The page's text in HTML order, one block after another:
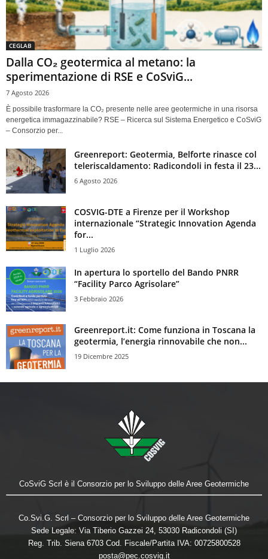
CEGLAB
Dalla CO₂ geotermica al metano: la
sperimentazione di RSE e CoSviG...
7 Agosto 2026
È possibile trasformare la CO₂ presente nelle aree geotermiche in una risorsa
energetica immagazzinabile? RSE – Ricerca sul Sistema Energetico e CoSviG
– Consorzio per...
Greenreport: Geotermia, Belforte rinasce col
teleriscaldamento: Radicondoli in festa il 23...
6 Agosto 2026
COSVIG-DTE a Firenze per il Workshop
internazionale “Strategic Innovation Agenda
for...
1 Luglio 2026
In apertura lo sportello del Bando PNRR
“Facility Parco Agrisolare”
3 Febbraio 2026
Greenreport.it: Come funziona in Toscana la
geotermia, l’energia rinnovabile che non...
19 Dicembre 2025
CoSviG Scrl è il Consorzio per lo Sviluppo delle Aree Geotermiche
Co.Svi.G. Scrl – Consorzio per lo Sviluppo delle Aree Geotermiche
Sede Legale: Via Tiberio Gazzei 24, 53030 Radicondoli (SI)
Reg. Trib. Siena 6703 Cod. Fiscale/Partita IVA: 00725800528
posta@pec.cosvig.it